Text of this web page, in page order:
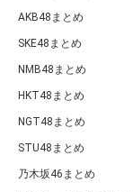
AKB48まとめ
SKE48まとめ
NMB48まとめ
HKT48まとめ
NGT48まとめ
STU48まとめ
乃木坂46まとめ